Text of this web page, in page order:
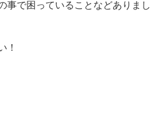
事で困っていることなどありまし
！